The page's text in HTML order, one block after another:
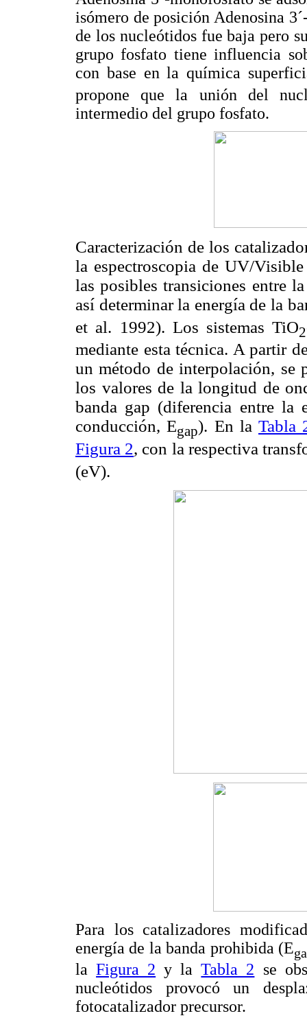
isómero de posición Adenosina
de los nucleótidos fue baja pero
grupo fosfato tiene influencia
con base en la química
propone que la unión del
intermedio del grupo fosfato.
Caracterización de los
la espectroscopia de UV/
las posibles transiciones entre
así determinar la energía de la
et al. 1992). Los sistemas TiO2
mediante esta técnica. A partir
un método de interpolación, se
los valores de la longitud de
banda gap (diferencia entre
conducción, Egap). En la Tabla
Figura 2, con la respectiva
(eV).
Para los catalizadores
energía de la banda prohibida (E
laFigura 2 y laTabla 2 se
nucleótidos provocó un
fotocatalizador precursor.